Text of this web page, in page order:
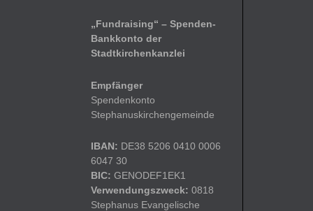
„Fundraising“ – Spenden-
Bankkonto der
Stadtkirchenkanzlei
Empfänger
Spendenkonto
Stephanuskirchengemeinde
IBAN: DE38 5206 0410 0006
6047 30
BIC: GENODEF1EK1
Verwendungszweck: 0818
Stephanus Evangelische